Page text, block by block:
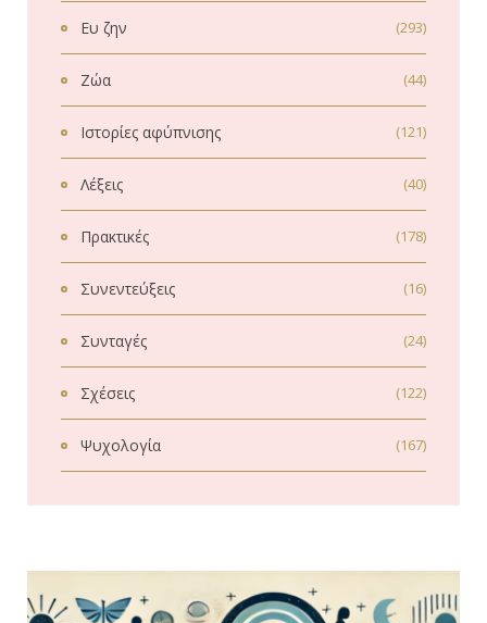
Ευ ζην (293)
Ζώα (44)
Ιστορίες αφύπνισης (121)
Λέξεις (40)
Πρακτικές (178)
Συνεντεύξεις (16)
Συνταγές (24)
Σχέσεις (122)
Ψυχολογία (167)